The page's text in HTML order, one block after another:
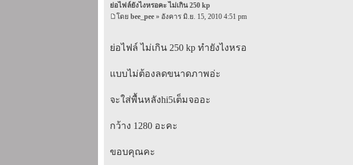
ย่อไฟล์ยังไงหรอคะ ไม่เกิน 250 kp
โดย bee_pee » อังคาร มิ.ย. 15, 2010 4:51 pm
ย่อไฟล์ ไม่เกิน 250 kp ทำยังไงหรอ
แบบไม่ต้องลดขนาดภาพอ่ะ
จะใส่พื้นหลังhi5เต็มจออะ
กว้าง 1280 อะคะ
ขอบคุณคะ